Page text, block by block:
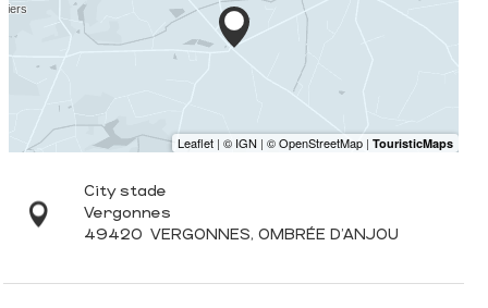
City stade
Vergonnes
49420 VERGONNES, OMBRÉE D'ANJOU